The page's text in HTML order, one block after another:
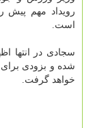
رویداد مهم پیش
است.
سجادی در انتها
شده و بزودی
خواهد گرفت.